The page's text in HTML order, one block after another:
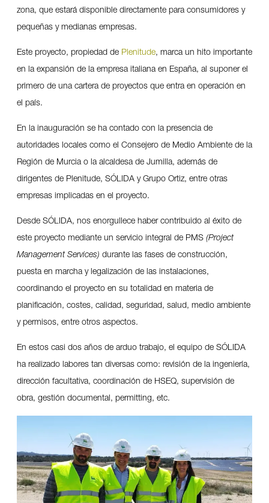
zona, que estará disponible directamente para consumidores y
pequeñas y medianas empresas.
Este proyecto, propiedad de Plenitude, marca un hito importante
en la expansión de la empresa italiana en España, al suponer el
primero de una cartera de proyectos que entra en operación en
el país.
En la inauguración se ha contado con la presencia de
autoridades locales como el Consejero de Medio Ambiente de la
Región de Murcia o la alcaldesa de Jumilla, además de
dirigentes de Plenitude, SÓLIDA y Grupo Ortiz, entre otras
empresas implicadas en el proyecto.
Desde SÓLIDA, nos enorgullece haber contribuido al éxito de
este proyecto mediante un servicio integral de PMS (Project
Management Services) durante las fases de construcción,
puesta en marcha y legalización de las instalaciones,
coordinando el proyecto en su totalidad en materia de
planificación, costes, calidad, seguridad, salud, medio ambiente
y permisos, entre otros aspectos.
En estos casi dos años de arduo trabajo, el equipo de SÓLIDA
ha realizado labores tan diversas como: revisión de la ingeniería,
dirección facultativa, coordinación de HSEQ, supervisión de
obra, gestión documental, permitting, etc.